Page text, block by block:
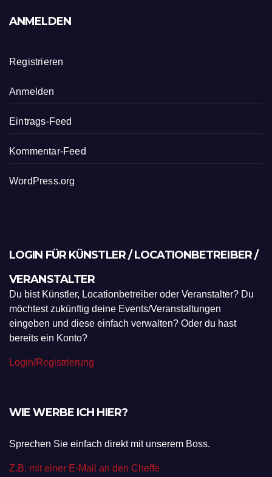
ANMELDEN
Registrieren
Anmelden
Eintrags-Feed
Kommentar-Feed
WordPress.org
LOGIN FÜR KÜNSTLER / LOCATIONBETREIBER /
VERANSTALTER
Du bist Künstler, Locationbetreiber oder Veranstalter? Du
möchtest zukünftig deine Events/Veranstaltungen
eingeben und diese einfach verwalten? Oder du hast
bereits ein Konto?
Login/Registrierung
WIE WERBE ICH HIER?
Sprechen Sie einfach direkt mit unserem Boss.
Z.B. mit einer E-Mail an den Cheffe